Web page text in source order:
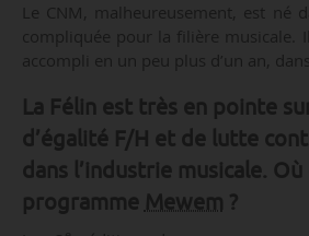
Le CNM, malheureusement, est né
compliquée pour la filière musicale.
accompli en un peu plus d’un an,
La Félin est très en pointe
d’égalité F/H et de lutte
dans l’industrie musicale.
programme Mewem ?